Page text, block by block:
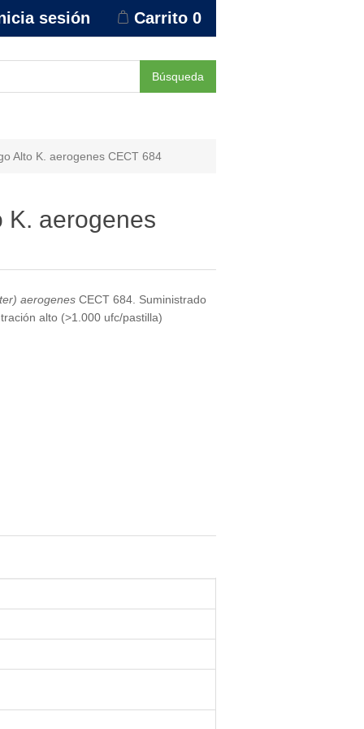
sesión Carrito 0
Búsqueda
Alto K. aerogenes CECT 684
K. aerogenes
aerogenes CECT 684. Suministrado
alto (>1.000 ufc/pastilla)